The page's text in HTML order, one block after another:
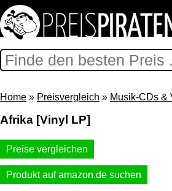
Home » Preisvergleich » Musik-CDs &
Afrika [Vinyl LP]
Preise vergleichen
Produkt auf amazon.de suchen